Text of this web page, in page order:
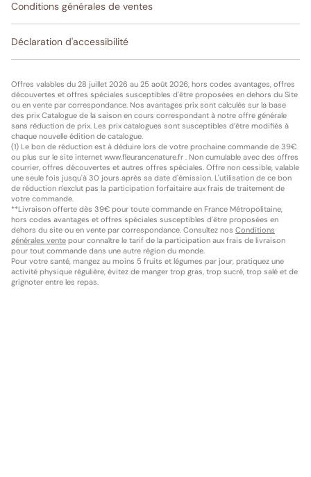
Conditions générales de ventes
Déclaration d'accessibilité
Offres valables du 28 juillet 2026 au 25 août 2026, hors codes avantages, offres
découvertes et offres spéciales susceptibles d'être proposées en dehors du Site
ou en vente par correspondance. Nos avantages prix sont calculés sur la base
des prix Catalogue de la saison en cours correspondant à notre offre générale
sans réduction de prix. Les prix catalogues sont susceptibles d’être modifiés à
chaque nouvelle édition de catalogue.
(1) Le bon de réduction est à déduire lors de votre prochaine commande de 39€
ou plus sur le site internet www.fleurancenature.fr . Non cumulable avec des offres
courrier, offres découvertes et autres offres spéciales. Offre non cessible, valable
une seule fois jusqu'à 30 jours après sa date d'émission. L'utilisation de ce bon
de réduction n'exclut pas la participation forfaitaire aux frais de traitement de
votre commande.
**Livraison offerte dès 39€ pour toute commande en France Métropolitaine,
hors codes avantages et offres spéciales susceptibles d'être proposées en
dehors du site ou en vente par correspondance. Consultez nos Conditions
générales vente pour connaître le tarif de la participation aux frais de livraison
pour tout commande dans une autre région du monde.
Pour votre santé, mangez au moins 5 fruits et légumes par jour, pratiquez une
activité physique régulière, évitez de manger trop gras, trop sucré, trop salé et de
grignoter entre les repas.